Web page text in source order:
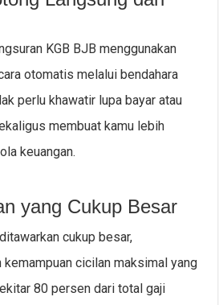
KGB BJB menggunakan
otomatis melalui bendahara
perlu khawatir lupa bayar atau
membuat kamu lebih
keuangan.
yang Cukup Besar
cukup besar,
cicilan maksimal yang
80 persen dari total gaji